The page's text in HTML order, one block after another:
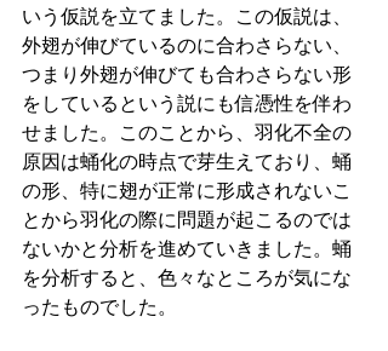
いう仮説を立てました。この仮説は、
外翅が伸びているのに合わさらない、
つまり外翅が伸びても合わさらない形
をしているという説にも信憑性を伴わ
せました。このことから、羽化不全の
原因は蛹化の時点で芽生えており、蛹
の形、特に翅が正常に形成されないこ
とから羽化の際に問題が起こるのでは
ないかと分析を進めていきました。蛹
を分析すると、色々なところが気にな
ったものでした。